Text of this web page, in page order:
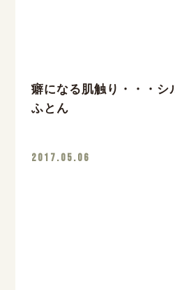
癖になる肌触り・・・シ
ふとん
2017.05.06